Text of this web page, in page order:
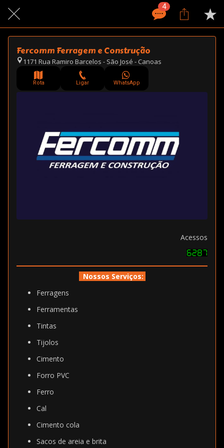
4
Fercomm Ferragem e Construção
1171 Rua Ramiro Barcelos - São José - Canoas
Rota Ligar WhatsApp
Acessos
Nossos Serviços:
Ferragens
Ferramentas
Tintas
Tijolos
Cimento
Forro PVC
Ferro
Cal
Cimento cola
Sacos de areia e brita